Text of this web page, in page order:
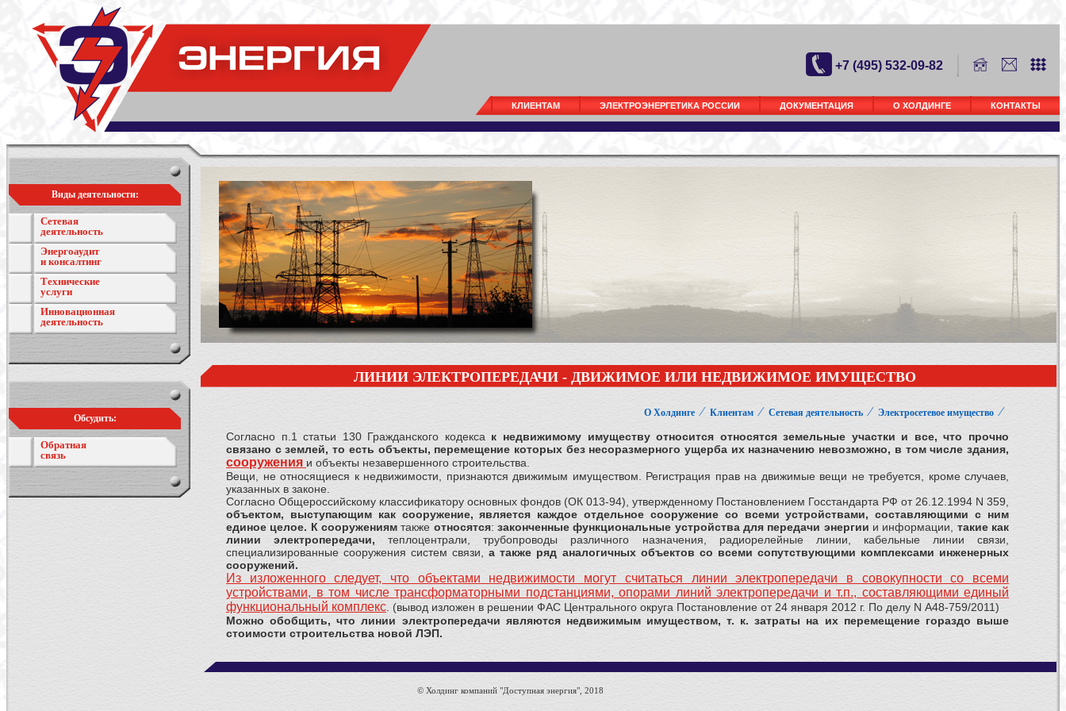
+7 (495) 532-09-82
КЛИЕНТАМ ЭЛЕКТРОЭНЕРГЕТИКА РОССИИ ДОКУМЕНТАЦИЯ О ХОЛДИНГЕ КОНТАКТЫ
Виды деятельности:
Сетевая
деятельность
Энергоаудит
и консалтинг
Технические
услуги
Инновационная
деятельность
Обсудить:
Обратная
связь
ЛИНИИ ЭЛЕКТРОПЕРЕДАЧИ - ДВИЖИМОЕ ИЛИ НЕДВИЖИМОЕ ИМУЩЕСТВО
О Холдинге ⁄ Клиентам ⁄ Сетевая деятельность ⁄ Электросетевое имущество ⁄
Согласно п.1 статьи 130 Гражданского кодекса к недвижимому имуществу относится относятся земельные участки и все, что прочно
связано с землей, то есть объекты, перемещение которых без несоразмерного ущерба их назначению невозможно, в том числе здания,
сооружения и объекты незавершенного строительства.
Вещи, не относящиеся к недвижимости, признаются движимым имуществом. Регистрация прав на движимые вещи не требуется, кроме случаев,
указанных в законе.
Согласно Общероссийскому классификатору основных фондов (ОК 013-94), утвержденному Постановлением Госстандарта РФ от 26.12.1994 N 359,
объектом, выступающим как сооружение, является каждое отдельное сооружение со всеми устройствами, составляющими с ним
единое целое. К сооружениям также относятся:законченные функциональные устройства для передачи энергии и информации, такие как
линии электропередачи, теплоцентрали, трубопроводы различного назначения, радиорелейные линии, кабельные линии связи,
специализированные сооружения систем связи,а также ряд аналогичных объектов со всеми сопутствующими комплексами инженерных
сооружений.
Из изложенного следует, что объектами недвижимости могут считаться линии электропередачи в совокупности со всеми
устройствами, в том числе трансформаторными подстанциями, опорами линий электропередачи и т.п., составляющими единый
функциональный комплекс . (вывод изложен в решении ФАС Центрального округа Постановление от 24 января 2012 г. По делу N А48-759/2011)
Можно обобщить, что линии электропередачи являются недвижимым имуществом, т. к. затраты на их перемещение гораздо выше
стоимости строительства новой ЛЭП.
© Холдинг компаний "Доступная энергия", 2018